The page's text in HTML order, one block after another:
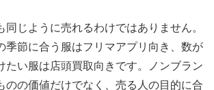
同じように売れるわけではありません。
季節に合う服はフリマアプリ向き、数が
たい服は店頭買取向きです。ノンブラン
のの価値だけでなく、売る人の目的に合